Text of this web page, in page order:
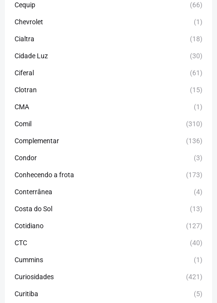
Cequip (66)
Chevrolet (1)
Cialtra (18)
Cidade Luz (30)
Ciferal (61)
Clotran (15)
CMA (1)
Comil (310)
Complementar (136)
Condor (3)
Conhecendo a frota (173)
Conterrânea (4)
Costa do Sol (13)
Cotidiano (127)
CTC (40)
Cummins (1)
Curiosidades (421)
Curitiba (5)